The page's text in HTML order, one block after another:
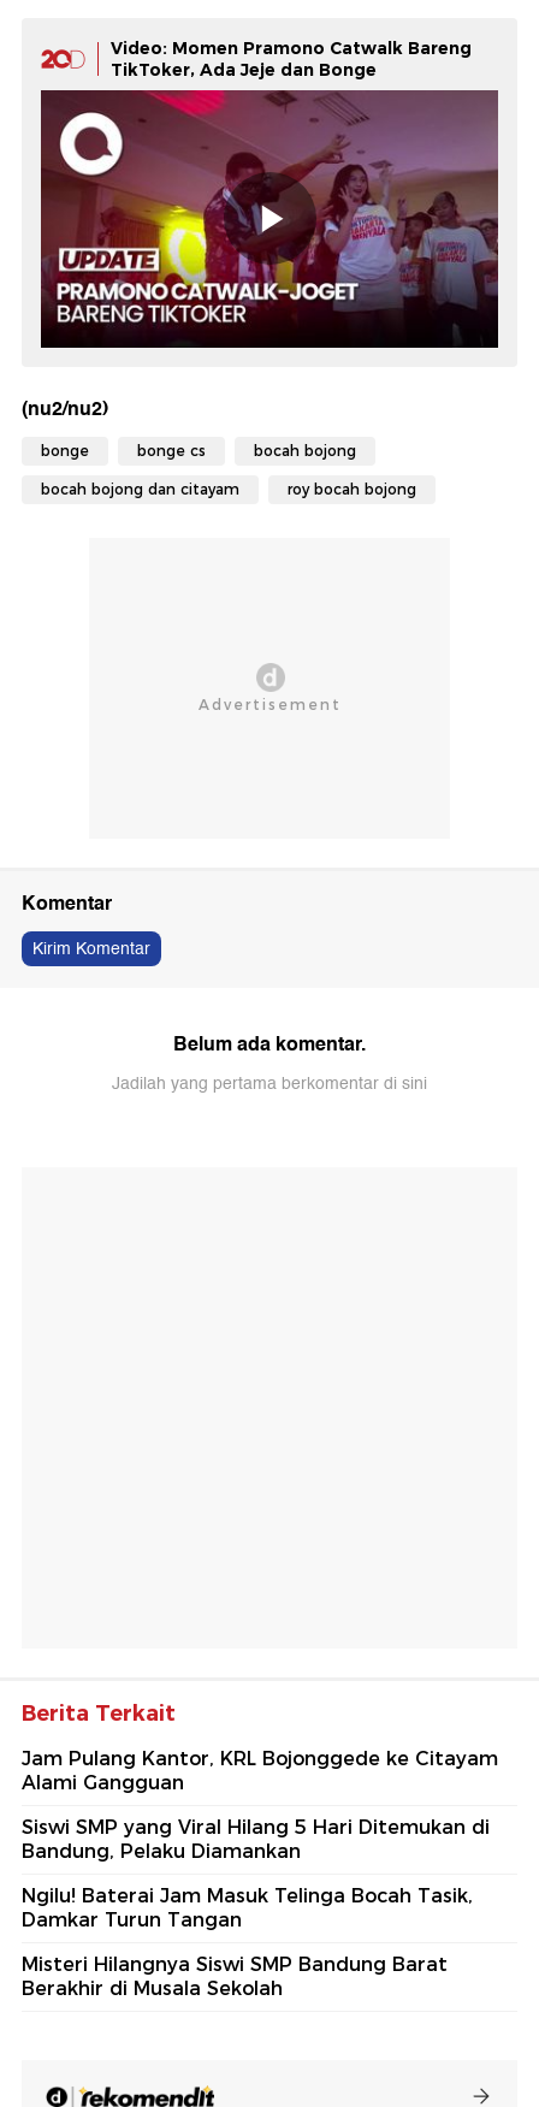
Video: Momen Pramono Catwalk Bareng
TikToker, Ada Jeje dan Bonge
(nu2/nu2)
bonge bonge cs bocah bojong
bocah bojong dan citayam roy bocah bojong
Komentar
Kirim Komentar
Belum ada komentar.
Jadilah yang pertama berkomentar di sini
Berita Terkait
Jam Pulang Kantor, KRL Bojonggede ke Citayam
Alami Gangguan
Siswi SMP yang Viral Hilang 5 Hari Ditemukan di
Bandung, Pelaku Diamankan
Ngilu! Baterai Jam Masuk Telinga Bocah Tasik,
Damkar Turun Tangan
Misteri Hilangnya Siswi SMP Bandung Barat
Berakhir di Musala Sekolah